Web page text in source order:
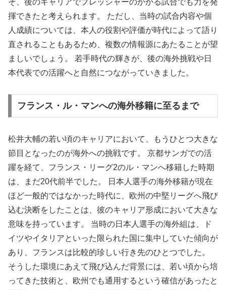
揮できたと考えられます。 ただし、当時の試合内容や個
人成績については、本人の役割や評価が時代によって語り
直されることもあるため、複数の情報源にあたることが望
ましいでしょう。 若手時代の輝きが、後の海外挑戦や日
本代表での活躍へと自然につながっていきました。
フランス・ル・マンへの海外移籍に至るまで
松井大輔の若い頃のキャリアにおいて、もうひとつ大きな
節目となったのが海外への挑戦です。 京都サンガでの活
躍を経て、フランス・リーグ2のル・マンへ移籍した時期
は、まだ20代前半でした。 日本人選手の海外移籍が現在
ほど一般的ではなかった時代に、欧州の中堅リーグへ飛び
込む決断をしたことは、彼のキャリア形成において大きな
意味を持っています。 当時の日本人選手の海外組は、ド
イツやイタリアといった限られた国に集中していた傾向が
あり、フランスは比較的珍しい行き先のひとつでした。
そうした環境にあえて飛び込んだ背景には、若い頃から培
ってきた技術と、欧州でも通用するという確信があったと